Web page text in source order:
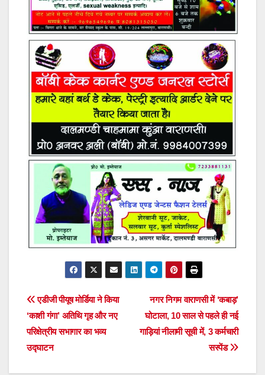
Post
navigation
नगर निगम वाराणसी में ‘कबाड़’
घोटाला, 10 साल से पहले ही नई
गाड़ियां नीलामी सूची में, 3 कर्मचारी
सस्पेंड
एडीजी पीयूष मोर्डिया ने किया
‘काशी गंगा’ अतिथि गृह और नए
परिक्षेत्रीय सभागार का भव्य
उद्घाटन